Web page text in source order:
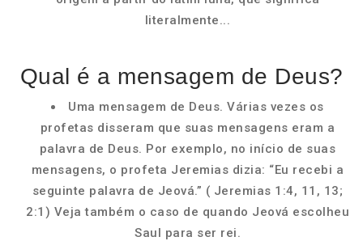
literalmente...
Qual é a mensagem de Deus?
Uma mensagem de Deus. Várias vezes os
profetas disseram que suas mensagens eram a
palavra de Deus. Por exemplo, no início de suas
mensagens, o profeta Jeremias dizia: “Eu recebi a
seguinte palavra de Jeová.” ( Jeremias 1:4, 11, 13;
2:1) Veja também o caso de quando Jeová escolheu
Saul para ser rei.